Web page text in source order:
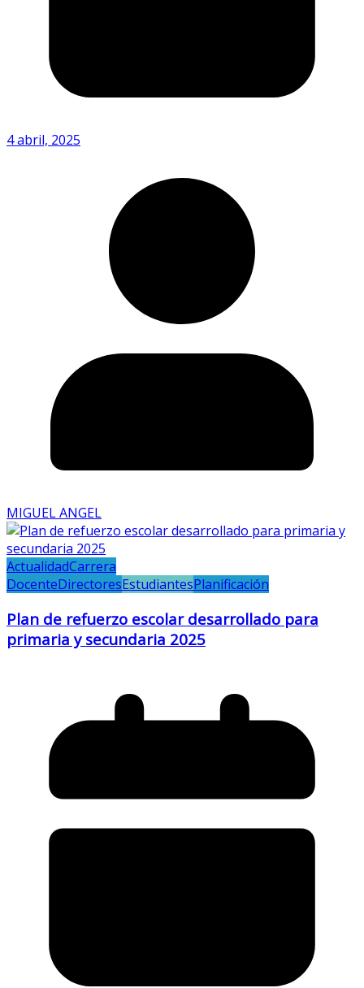
4 abril, 2025
MIGUEL ANGEL
ActualidadCarrera
DocenteDirectoresEstudiantesPlanificación
Plan de refuerzo escolar desarrollado para
primaria y secundaria 2025